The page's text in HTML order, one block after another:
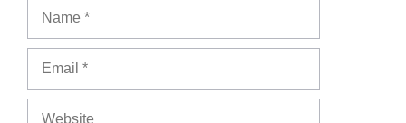
Name
Email
Website